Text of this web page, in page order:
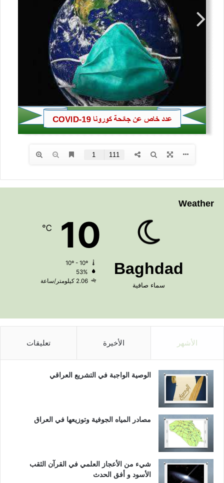
Weather
Baghdad
سماء صافية
10
℃
53%
2.06 كيلومتر/ساعة
الأشهر الأخيرة تعليقات
الوصية الواجبة في التشريع العراقي
مصادر المياه الجوفية وتوزيعها في العراق
شيء من الأعجاز العلمي في القرآن الثقب
الأسود و أفق الحدث